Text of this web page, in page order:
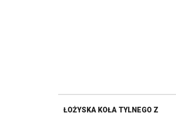
ŁOŻYSKA KOŁA TYLNEGO Z